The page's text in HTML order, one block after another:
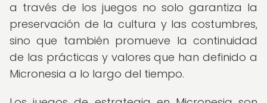
a través de los juegos no solo garantiza la
preservación de la cultura y las costumbres,
sino que también promueve la continuidad
de las prácticas y valores que han definido a
Micronesia a lo largo del tiempo.